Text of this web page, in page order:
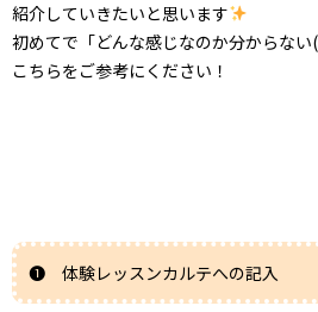
紹介していきたいと思います
初めてで「どんな感じなのか分からな
こちらをご参考にください！
➊ 体験レッスンカルテへの記入